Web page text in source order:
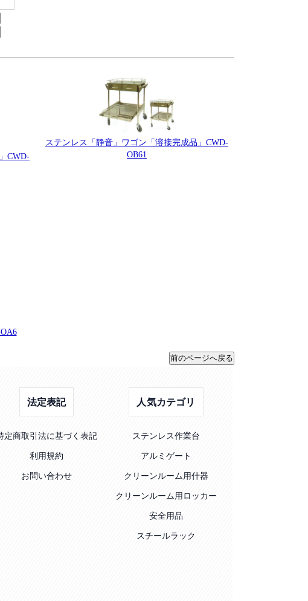
CWD-
ステンレス「静音」ワゴン「溶接完成品」CWD-
OB61
法定表記
定商取引法に基づく表記
利用規約
お問い合わせ
人気カテゴリ
ステンレス作業台
アルミゲート
クリーンルーム用什器
クリーンルーム用ロッカー
安全用品
スチールラック